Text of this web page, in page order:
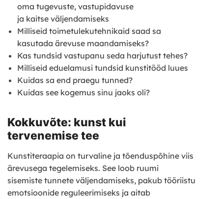
oma tugevuste, vastupidavuse
ja kaitse väljendamiseks
Milliseid toimetulekutehnikaid saad sa
kasutada ärevuse maandamiseks?
Kas tundsid vastupanu seda harjutust tehes?
Milliseid eduelamusi tundsid kunstitööd luues
Kuidas sa end praegu tunned?
Kuidas see kogemus sinu jaoks oli?
Kokkuvõte: kunst kui
tervenemise tee
Kunstiteraapia on turvaline ja tõenduspõhine viis
ärevusega tegelemiseks. See loob ruumi
sisemiste tunnete väljendamiseks, pakub tööriistu
emotsioonide reguleerimiseks ja aitab